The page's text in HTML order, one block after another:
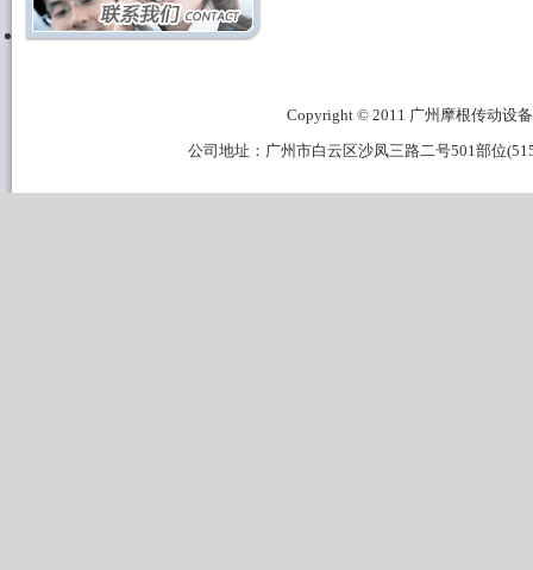
Copyright © 2011 广州摩根传动设
公司地址：广州市白云区沙凤三路二号501部位